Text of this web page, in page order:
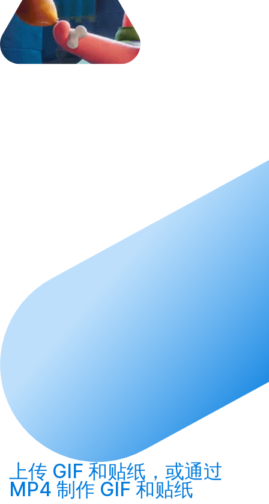
上传 GIF 和贴纸，或通过
MP4 制作 GIF 和贴纸